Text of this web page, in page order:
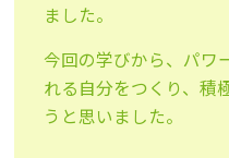
ました。
今回の学びから、パワ
れる自分をつくり、積
うと思いました。